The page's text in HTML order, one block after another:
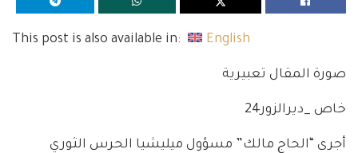
This post is also available in: English
صورة المقال تعبيرية
خاص _ديرالزور24
أجرى “الحاج مالك” مسؤول ميليشيا الحرس الثوري